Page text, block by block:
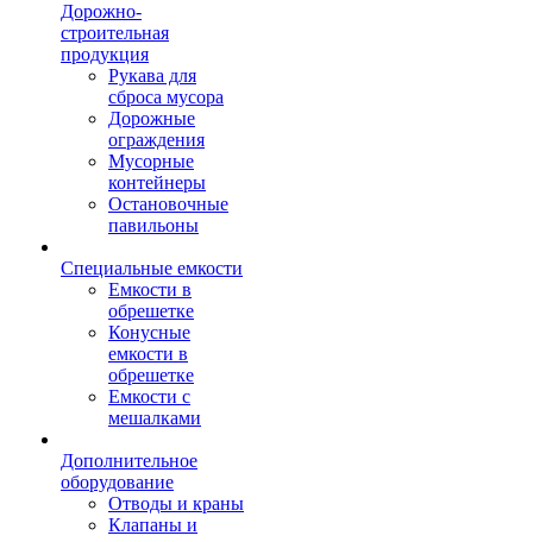
Дорожно-
строительная
продукция
Рукава для
сброса мусора
Дорожные
ограждения
Мусорные
контейнеры
Остановочные
павильоны
Специальные емкости
Емкости в
обрешетке
Конусные
емкости в
обрешетке
Емкости с
мешалками
Дополнительное
оборудование
Отводы и краны
Клапаны и